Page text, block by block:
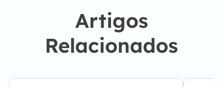
fácil e eficaz."…
Artigos
Relacionados